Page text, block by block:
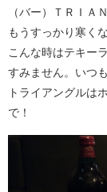
（バー）ＴＲＩＡ
もうすっかり寒く
こんな時はテキー
すみません。いつ
トライアングルは
で！